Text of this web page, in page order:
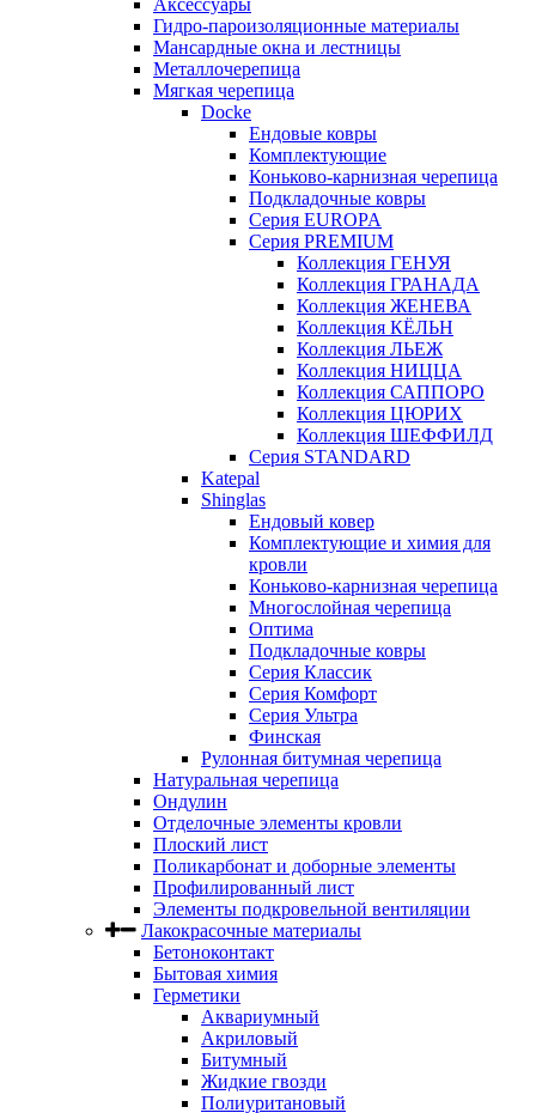
Аксессуары
Гидро-пароизоляционные материалы
Мансардные окна и лестницы
Металлочерепица
Мягкая черепица
Docke
Ендовые ковры
Комплектующие
Коньково-карнизная черепица
Подкладочные ковры
Серия EUROPA
Серия PREMIUM
Коллекция ГЕНУЯ
Коллекция ГРАНАДА
Коллекция ЖЕНЕВА
Коллекция КЁЛЬН
Коллекция ЛЬЕЖ
Коллекция НИЦЦА
Коллекция САППОРО
Коллекция ЦЮРИХ
Коллекция ШЕФФИЛД
Серия STANDARD
Katepal
Shinglas
Ендовый ковер
Комплектующие и химия для
кровли
Коньково-карнизная черепица
Многослойная черепица
Оптима
Подкладочные ковры
Серия Классик
Серия Комфорт
Серия Ультра
Финская
Рулонная битумная черепица
Натуральная черепица
Ондулин
Отделочные элементы кровли
Плоский лист
Поликарбонат и доборные элементы
Профилированный лист
Элементы подкровельной вентиляции
Лакокрасочные материалы
Бетоноконтакт
Бытовая химия
Герметики
Аквариумный
Акриловый
Битумный
Жидкие гвозди
Полиуритановый